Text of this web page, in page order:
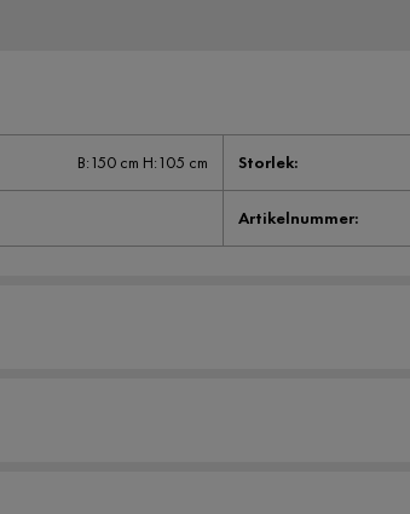
B:150 cm H:105 cm Storlek:
Artikelnummer: